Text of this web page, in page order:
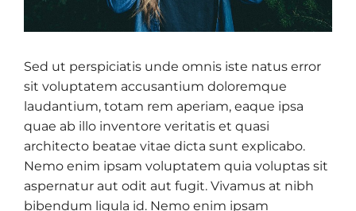
Sed ut perspiciatis unde omnis iste natus error
sit voluptatem accusantium doloremque
laudantium, totam rem aperiam, eaque ipsa
quae ab illo inventore veritatis et quasi
architecto beatae vitae dicta sunt explicabo.
Nemo enim ipsam voluptatem quia voluptas sit
aspernatur aut odit aut fugit. Vivamus at nibh
bibendum ligula id. Nemo enim ipsam